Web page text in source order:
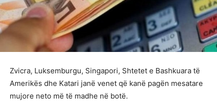
Zvicra, Luksemburgu, Singapori, Shtetet e Bashkuara të
Amerikës dhe Katari janë venet që kanë pagën mesatare
mujore neto më të madhe në botë.